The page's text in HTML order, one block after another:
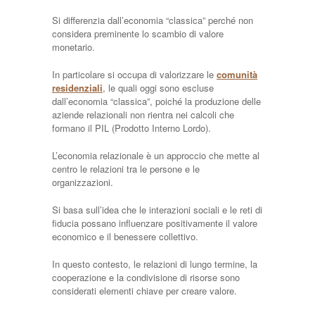
Si differenzia dall’economia “classica” perché non
considera preminente lo scambio di valore
monetario.
In particolare si occupa di valorizzare le comunità
residenziali, le quali oggi sono escluse
dall’economia “classica”, poiché la produzione delle
aziende relazionali non rientra nei calcoli che
formano il PIL (Prodotto Interno Lordo).
L’economia relazionale è un approccio che mette al
centro le relazioni tra le persone e le
organizzazioni.
Si basa sull’idea che le interazioni sociali e le reti di
fiducia possano influenzare positivamente il valore
economico e il benessere collettivo.
In questo contesto, le relazioni di lungo termine, la
cooperazione e la condivisione di risorse sono
considerati elementi chiave per creare valore.